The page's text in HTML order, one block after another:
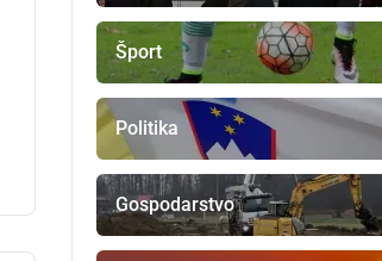
Šport
Politika
Gospodarstvo